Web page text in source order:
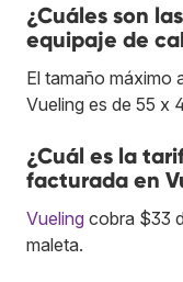
¿Cuáles son
equipaje de
El tamaño máximo
Vueling es de 55 x
¿Cuál es la
facturada en
Vueling cobra $33
maleta.